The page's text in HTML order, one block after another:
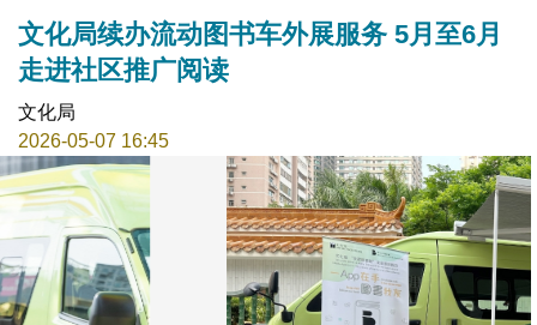
文化局续办流动图书车外展服务 5月至6月
走进社区推广阅读
文化局
2026-05-07 16:45